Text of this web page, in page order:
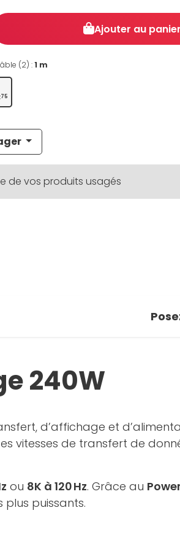
Ajouter au panier
(2) :1 m
75
de vos produits usagés
240W
d’affichage et
vitesses de transfert de
ou 8K à 120 Hz. Grâce au
puissants.